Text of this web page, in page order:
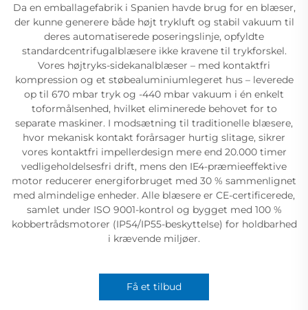
Da en emballagefabrik i Spanien havde brug for en blæser,
der kunne generere både højt trykluft og stabil vakuum til
deres automatiserede poseringslinje, opfyldte
standardcentrifugalblæsere ikke kravene til trykforskel.
Vores højtryks-sidekanalblæser – med kontaktfri
kompression og et støbealuminiumlegeret hus – leverede
op til 670 mbar tryk og -440 mbar vakuum i én enkelt
toformålsenhed, hvilket eliminerede behovet for to
separate maskiner. I modsætning til traditionelle blæsere,
hvor mekanisk kontakt forårsager hurtig slitage, sikrer
vores kontaktfri impellerdesign mere end 20.000 timer
vedligeholdelsesfri drift, mens den IE4-præmieeffektive
motor reducerer energiforbruget med 30 % sammenlignet
med almindelige enheder. Alle blæsere er CE-certificerede,
samlet under ISO 9001-kontrol og bygget med 100 %
kobbertrådsmotorer (IP54/IP55-beskyttelse) for holdbarhed
i krævende miljøer.
Få et tilbud